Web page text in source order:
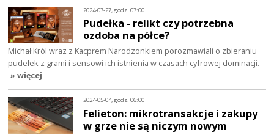
2024-07-27, godz. 07:00
Pudełka - relikt czy potrzebna
ozdoba na półce?
Michał Król wraz z Kacprem Narodzonkiem porozmawiali o zbieraniu
pudełek z grami i sensowi ich istnienia w czasach cyfrowej dominacji.
» więcej
2024-05-04, godz. 06:00
Felieton: mikrotransakcje i zakupy
w grze nie są niczym nowym